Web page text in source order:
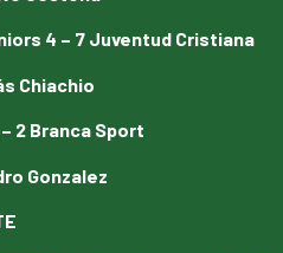
4 – 7 Juventud Cristiana
Chiachio
2 Branca Sport
Gonzalez